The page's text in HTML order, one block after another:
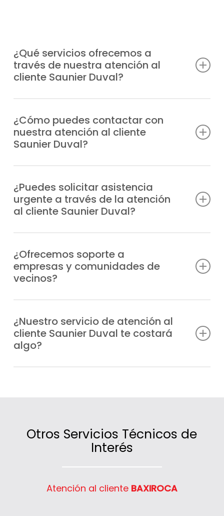
¿Qué servicios ofrecemos a
través de nuestra atención al
cliente Saunier Duval?
técnicas, incidencias, solicitudes de
reparación, información sobre garantías y
todo lo relacionado con tus equipos
¿Cómo puedes contactar con
nuestra atención al cliente
Saunier Duval?
teléfono o escribirnos un WhatsApp;
siempre tendrás respuesta rápida y
personalizada.
¿Puedes solicitar asistencia
urgente a través de la atención
al cliente Saunier Duval?
urgencias de manera prioritaria y envía un
técnico especializado a cualquier punto de
Moncloa en el menor tiempo posible.
¿Ofrecemos soporte a
empresas y comunidades de
vecinos?
comunidades de vecinos y negocios de
Moncloa que necesiten información,
asesoramiento o asistencia técnica.
¿Nuestro servicio de atención al
cliente Saunier Duval te costará
algo?
Otros Servicios Técnicos de
Interés
Atención al cliente BAXIROCA